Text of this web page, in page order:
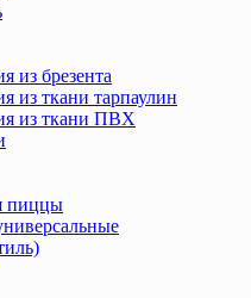
из брезента
из ткани тарпаулин
из ткани ПВХ
пиццы